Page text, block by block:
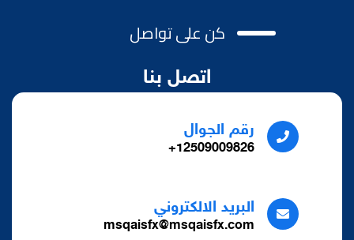
كن على تواصل
اتصل بنا
رقم الجوال
12509009826+
البريد الالكتروني
msqaisfx@msqaisfx.com